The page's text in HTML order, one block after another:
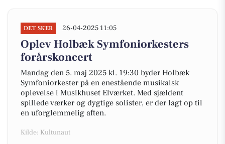
DET SKER 26-04-2025 11:05
Oplev Holbæk Symfoniorkesters
forårskoncert
Mandag den 5. maj 2025 kl. 19:30 byder Holbæk
Symfoniorkester på en enestående musikalsk
oplevelse i Musikhuset Elværket. Med sjældent
spillede værker og dygtige solister, er der lagt op til
en uforglemmelig aften.
Kilde: Kultunaut